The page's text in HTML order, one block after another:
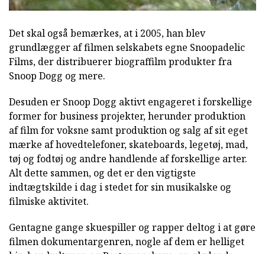
Det skal også bemærkes, at i 2005, han blev
grundlægger af filmen selskabets egne Snoopadelic
Films, der distribuerer biograffilm produkter fra
Snoop Dogg og mere.
Desuden er Snoop Dogg aktivt engageret i forskellige
former for business projekter, herunder produktion
af film for voksne samt produktion og salg af sit eget
mærke af hovedtelefoner, skateboards, legetøj, mad,
tøj og fodtøj og andre handlende af forskellige arter.
Alt dette sammen, og det er den vigtigste
indtægtskilde i dag i stedet for sin musikalske og
filmiske aktivitet.
Gentagne gange skuespiller og rapper deltog i at gøre
filmen dokumentargenren, nogle af dem er helliget